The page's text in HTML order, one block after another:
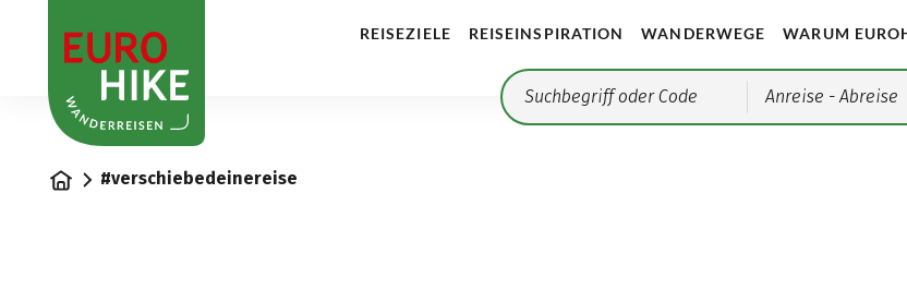
REISEZIELE REISEINSPIRATION WANDERWEGE WARUM
Anreise - Abreise
Startseite#verschiebedeinereise